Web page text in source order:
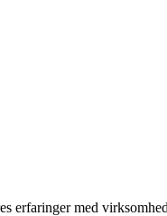
erfaringer med